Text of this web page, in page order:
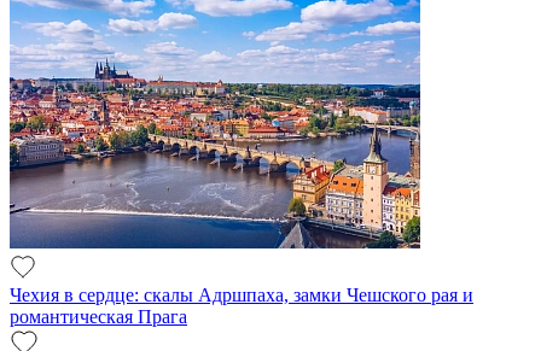
Чехия в сердце: скалы Адршпаха, замки Чешского рая и
романтическая Прага